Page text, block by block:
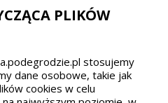
12:00
dostępności oraz W3C
508 EAA/EN 301549
PLIKÓW
stosujemy
dane osobowe, takie jak
cookies w celu